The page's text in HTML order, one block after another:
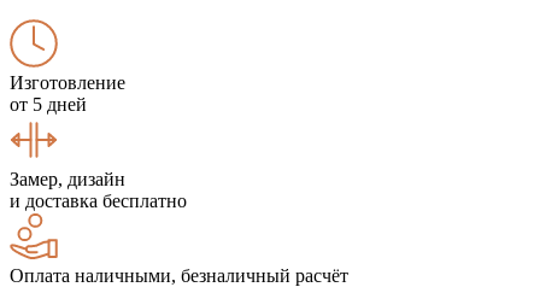
Изготовление
от 5 дней
Замер, дизайн
и доставка бесплатно
Оплата наличными, безналичный расчёт